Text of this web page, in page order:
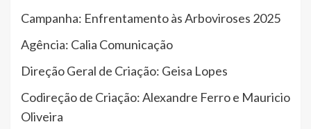
Campanha: Enfrentamento às Arboviroses 2025
Agência: Calia Comunicação
Direção Geral de Criação: Geisa Lopes
Codireção de Criação: Alexandre Ferro e Mauricio
Oliveira